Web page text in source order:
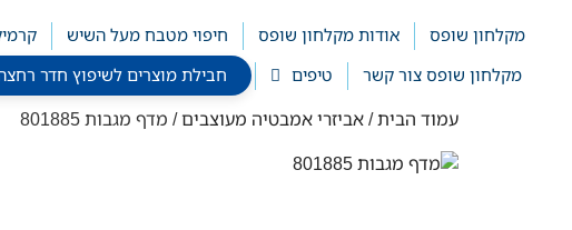
מקלחון שופס אודות מקלחון שופס חיפוי מטבח מעל השיש
מקלחון שופס צור קשר טיפים חבילת מוצרים לשיפוץ חדר רחצה
עמוד הבית / אביזרי אמבטיה מעוצבים/ מדף מגבות 801885